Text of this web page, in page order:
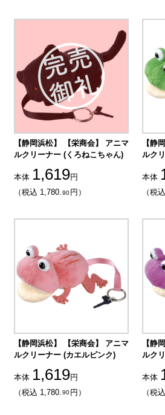
【静岡浜松】 【栄商会】 アニマ
ルクリーナー (くろねこちゃん)
本体 1,619円
（税込 1,780.90 円）
【静
ルク
本体
（税
【静岡浜松】 【栄商会】 アニマ
ルクリーナー (カエルピンク)
本体 1,619円
（税込 1,780. 90 円）
【静
ルク
本体
（税